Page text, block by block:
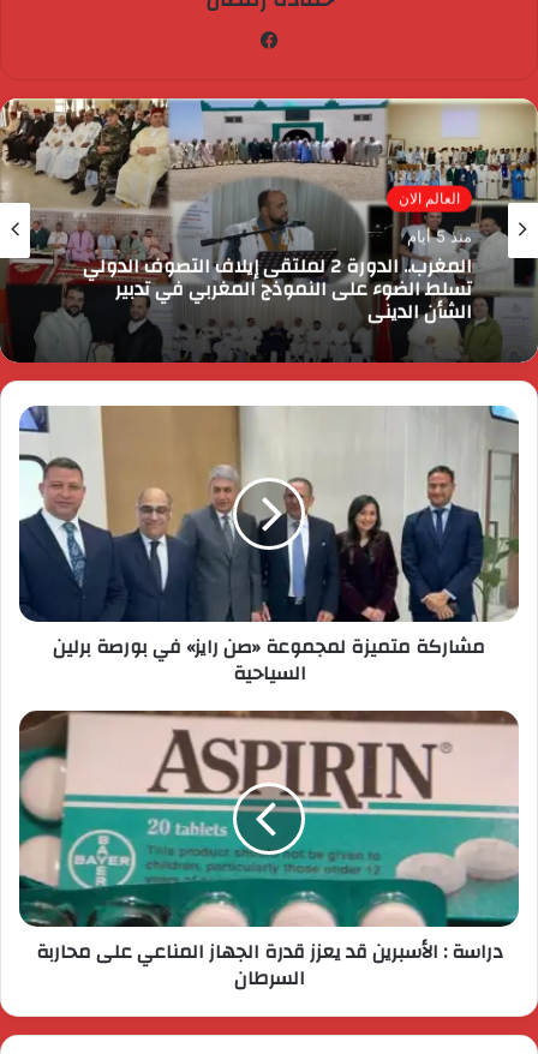
العالم الان
منذ 5 أيام
المغرب.. الدورة 2 لملتقى إيلاف التصوف الدولي
تسلط الضوء على النموذج المغربي في تدبير
الشأن الديني
مشاركة متميزة لمجموعة «صن رايز» في بورصة برلين
السياحية
دراسة : الأسبرين قد يعزز قدرة الجهاز المناعي على محاربة
السرطان